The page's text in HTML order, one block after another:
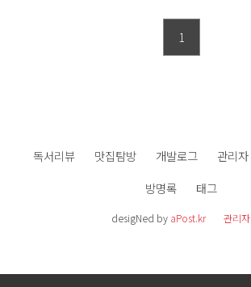
1
독서리뷰 맛집탐방 개발로그 관리자
방명록
태그
desigNed by aPost.kr 관리자